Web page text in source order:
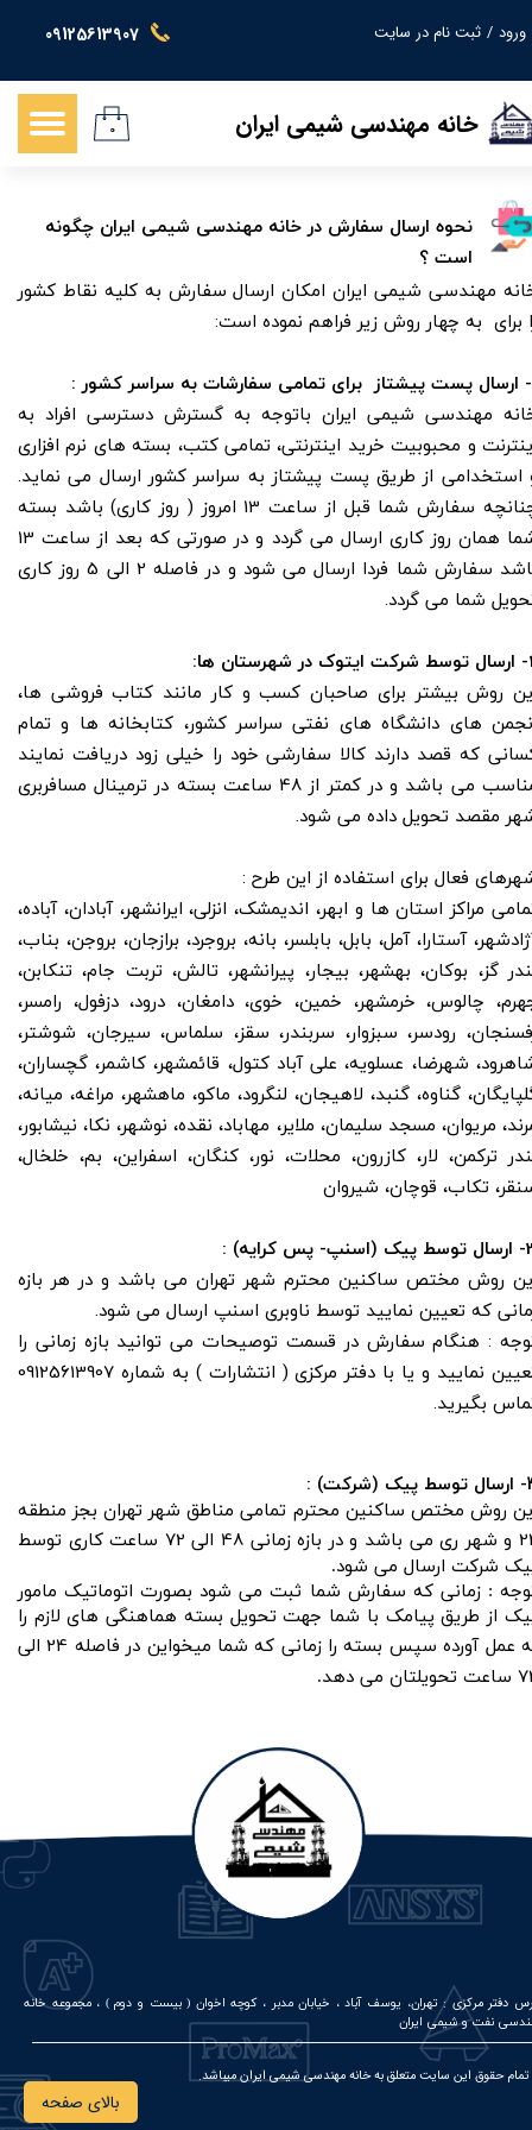
09125613907 ورود / ثبت نام در سایت
تغییر گذر واژه
خروج از حساب کاربری
خانه مهندسی شیمی ایران ۰
نحوه ارسال سفارش در خانه مهندسی شیمی ایران چگونه
است ؟​​​​​​​
مهندسی شیمی ایران امکان ارسال سفارش به کلیه نقاط کشور
برای به چهار روش زیر فراهم نموده است:
مهندسی شیمی ایران باتوجه به گسترش دسترسی افراد به
و محبوبیت خرید اینترنتی، تمامی کتب، بسته های نرم افزاری
استخدامی از طریق پست پیشتاز به سراسر کشور ارسال می نماید.
چنانچه سفارش شما قبل از ساعت 13 امروز ( روز کاری) باشد بسته
شما همان روز کاری ارسال می گردد و در صورتی که بعد از ساعت 13
باشد سفارش شما فردا ارسال می شود و در فاصله 2 الی 5 روز کاری
شما می گردد.
ها:
روش بیشتر برای صاحبان کسب و کار مانند کتاب فروشی ها،
های دانشگاه های نفتی سراسر کشور، کتابخانه ها و تمام
که قصد دارند کالا سفارشی خود را خیلی زود دریافت نمایند
مناسب می باشد و در کمتر از 48 ساعت بسته در ترمینال مسافربری
مقصد تحویل داده می شود.
فعال برای استفاده از این طرح :
مراکز استان ها و ابهر، اندیمشک، انزلی، ایرانشهر، آبادان، آباده،
آستارا، آمل، بابل، بابلسر، بانه، بروجرد، برازجان، بروجن، بناب،
گز، بوکان، بهشهر، بیجار، پیرانشهر، تالش، تربت جام، تنکابن،
چالوس، خرمشهر، خمین، خوی، دامغان، درود، دزفول، رامسر،
رودسر، سبزوار، سربندر، سقز، سلماس، سیرجان، شوشتر،
شهرضا، عسلویه، علی آباد کتول، قائمشهر، کاشمر، گچساران،
گناوه، گنبد، لاهیجان، لنگرود، ماکو، ماهشهر، مراغه، میانه،
مریوان، مسجد سلیمان، ملایر، مهاباد، نقده، نوشهر، نکا، نیشابور،
ترکمن، لار، کازرون، محلات، نور، کنگان، اسفراین، بم، خلخال،
تکاب، قوچان، شیروان
کرایه) :
روش مختص ساکنین محترم شهر تهران می باشد و در هر بازه
که تعیین نمایید توسط ناوبری اسنپ ارسال می شود.
: هنگام سفارش در قسمت توصیحات می توانید بازه زمانی را
تعیین نمایید و یا با دفتر مرکزی ( انتشارات ) به شماره 09125613907
بگیرید.
:
روش مختص ساکنین محترم تمامی مناطق شهر تهران بجز منطقه
و شهر ری می باشد و در بازه زمانی 48 الی 72 ساعت کاری توسط
شرکت ارسال می شود.
: زمانی که سفارش شما ثبت می شود بصورت اتوماتیک مامور
از طریق پیامک با شما جهت تحویل بسته هماهنگی های لازم را
عمل آورده سپس بسته را زمانی که شما میخواین در فاصله 24 الی
ساعت تحویلتان می دهد.
دفتر مرکزی :تهران، یوسف آباد ، خیابان مدبر ، کوچه اخوان ( بیست و دوم ) ، مجموعه خانه
نفت و شیمی ایران
حقوق این سایت متعلق به خانه مهندسی شیمی ایران میباشد.
بالای صفحه